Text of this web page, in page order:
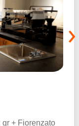
+ Fiorenzato
›